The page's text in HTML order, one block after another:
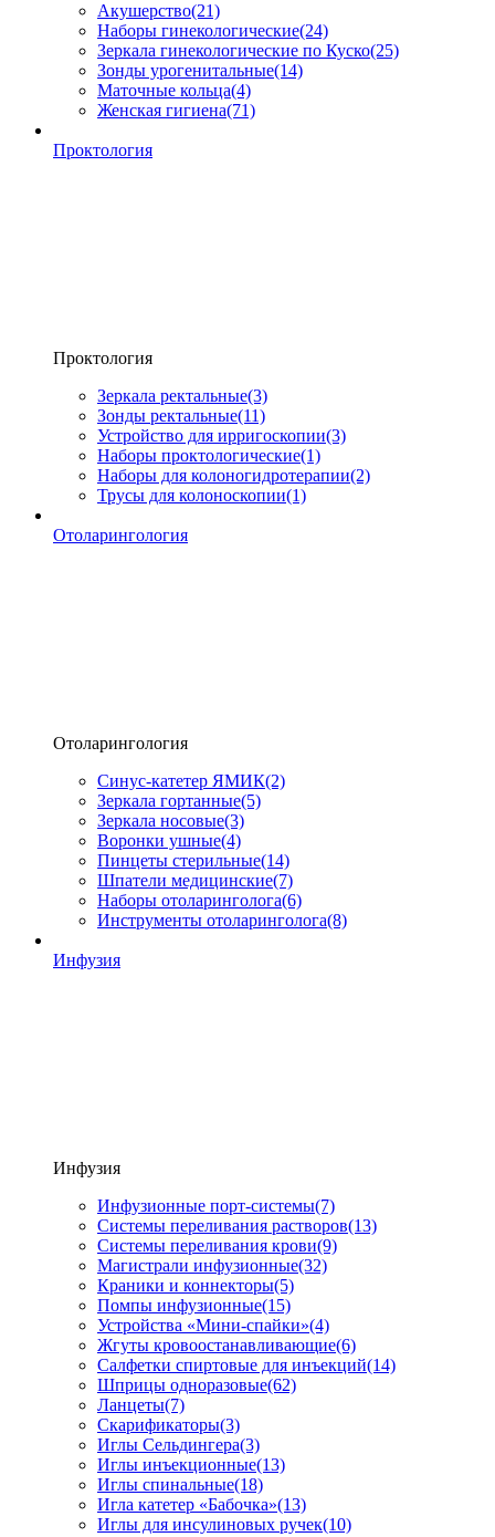
Акушерство(21)
Наборы гинекологические(24)
Зеркала гинекологические по Куско(25)
Зонды урогенитальные(14)
Маточные кольца(4)
Женская гигиена(71)
Проктология
Проктология
Зеркала ректальные(3)
Зонды ректальные(11)
Устройство для ирригоскопии(3)
Наборы проктологические(1)
Наборы для колоногидротерапии(2)
Трусы для колоноскопии(1)
Отоларингология
Отоларингология
Синус-катетер ЯМИК(2)
Зеркала гортанные(5)
Зеркала носовые(3)
Воронки ушные(4)
Пинцеты стерильные(14)
Шпатели медицинские(7)
Наборы отоларинголога(6)
Инструменты отоларинголога(8)
Инфузия
Инфузия
Инфузионные порт-системы(7)
Системы переливания растворов(13)
Системы переливания крови(9)
Магистрали инфузионные(32)
Краники и коннекторы(5)
Помпы инфузионные(15)
Устройства «Мини-спайки»(4)
Жгуты кровоостанавливающие(6)
Салфетки спиртовые для инъекций(14)
Шприцы одноразовые(62)
Ланцеты(7)
Скарификаторы(3)
Иглы Сельдингера(3)
Иглы инъекционные(13)
Иглы спинальные(18)
Игла катетер «Бабочка»(13)
Иглы для инсулиновых ручек(10)